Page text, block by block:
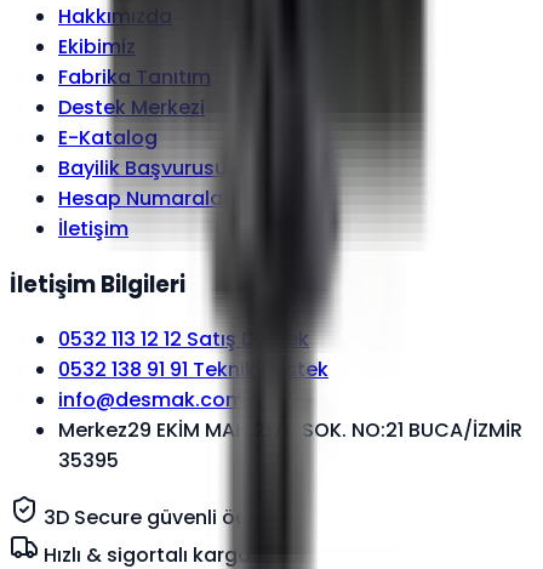
Hakkımızda
Ekibimiz
Fabrika Tanıtım
Destek Merkezi
E-Katalog
Bayilik Başvurusu
Hesap Numaraları
İletişim
İletişim Bilgileri
0532 113 12 12 Satış Destek
0532 138 91 91 Teknik Destek
info@desmak.com.tr
Merkez29 EKİM MAH.2174 SOK. NO:21 BUCA/İZMİR
35395
3D Secure güvenli ödeme
Hızlı & sigortalı kargo